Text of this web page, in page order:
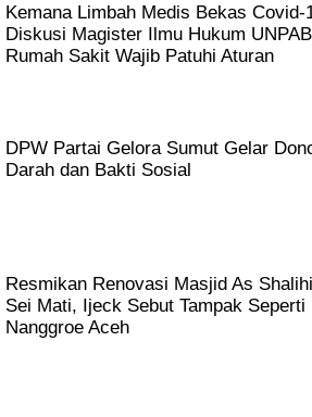
Kemana Limbah Medis Bekas Covid-
Diskusi Magister Ilmu Hukum
Rumah Sakit Wajib Patuhi Aturan
DPW Partai Gelora Sumut Gelar
Darah dan Bakti Sosial
Resmikan Renovasi Masjid As
Sei Mati, Ijeck Sebut Tampak Seperti
Nanggroe Aceh